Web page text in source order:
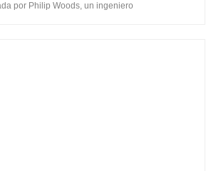
por Philip Woods, un ingeniero